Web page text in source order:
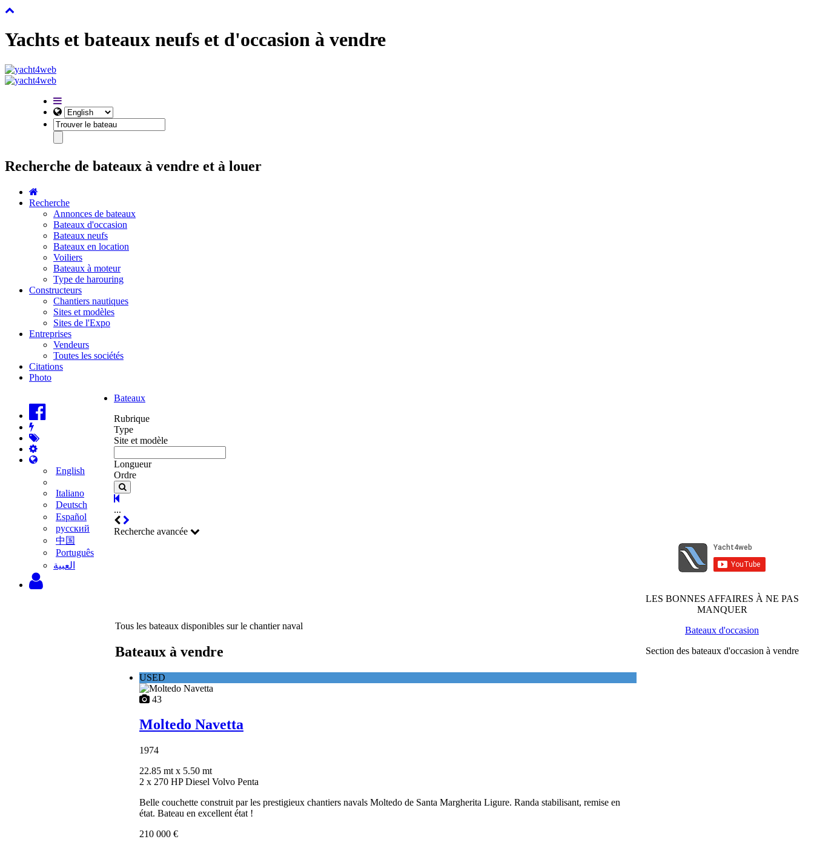
Yachts et bateaux neufs et d'occasion à vendre
Recherche de bateaux à vendre et à louer
Recherche
Annonces de bateaux
Bateaux d'occasion
Bateaux neufs
Bateaux en location
Voiliers
Bateaux à moteur
Type de harouring
Constructeurs
Chantiers nautiques
Sites et modèles
Sites de l'Expo
Entreprises
Vendeurs
Toutes les sociétés
Citations
Photo
English
Italiano
Deutsch
Español
русский
中国
Português
‫العبية
Bateaux
Rubrique
Type
Site et modèle
Longueur
Ordre
...
Recherche avancée
Tous les bateaux disponibles sur le chantier naval
Bateaux à vendre
USED
43
Moltedo Navetta
1974
22.85 mt x 5.50 mt
2 x 270 HP Diesel Volvo Penta
Belle couchette construit par les prestigieux chantiers navals Moltedo de Santa Margherita Ligure. Randa stabilisant, remise en
état. Bateau en excellent état !
210 000 €
LES BONNES AFFAIRES À NE PAS
MANQUER
Bateaux d'occasion
Section des bateaux d'occasion à vendre